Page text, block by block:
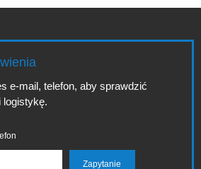
e-mail, telefon, aby sprawdzić
logistykę.